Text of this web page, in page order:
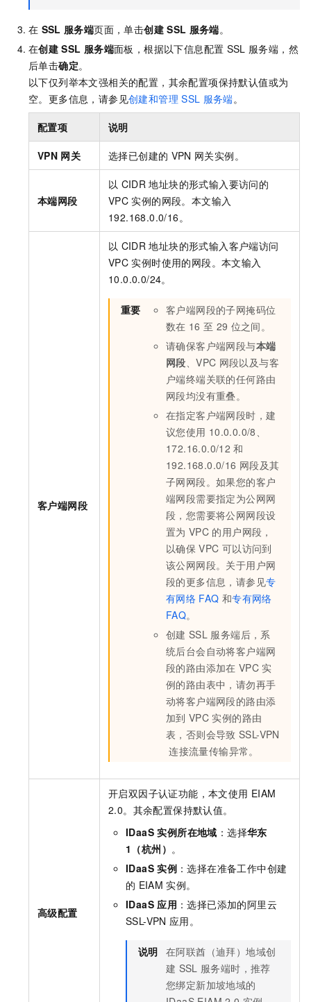
在 SSL 服务端页面，单击创建 SSL 服务端。
在创建 SSL 服务端面板，根据以下信息配置 SSL 服务端，然
后单击确定。
以下仅列举本文强相关的配置，其余配置项保持默认值或为
空。更多信息，请参见创建和管理 SSL 服务端。
配置项 说明
VPN 网关 选择已创建的 VPN 网关实例。
本端网段
以 CIDR 地址块的形式输入要访问的
VPC 实例的网段。本文输入
192.168.0.0/16。
客户端网段
以 CIDR 地址块的形式输入客户端访问
VPC 实例时使用的网段。本文输入
10.0.0.0/24。
重要
客户端网段的子网掩码位
数在 16 至 29 位之间。
请确保客户端网段与本端
网段 、VPC 网段以及与客
户端终端关联的任何路由
网段均没有重叠。
在指定客户端网段时，建
议您使用 10.0.0.0/8、
172.16.0.0/12 和
192.168.0.0/16 网段及其
子网网段。如果您的客户
端网段需要指定为公网网
段，您需要将公网网段设
置为 VPC 的用户网段，
以确保 VPC 可以访问到
该公网网段。关于用户网
段的更多信息，请参见专
有网络 FAQ 和专有网络
FAQ。
创建 SSL 服务端后，系
统后台会自动将客户端网
段的路由添加在 VPC 实
例的路由表中，请勿再手
动将客户端网段的路由添
加到 VPC 实例的路由
表，否则会导致 SSL-VPN
连接流量传输异常。
高级配置
开启双因子认证功能，本文使用 EIAM
2.0。其余配置保持默认值。
IDaaS 实例所在地域 ：选择华东
1（杭州） 。
IDaaS 实例 ：选择在准备工作中创建
的 EIAM 实例。
IDaaS 应用 ：选择已添加的阿里云
SSL-VPN 应用。
说明 在阿联酋（迪拜）地域创
建 SSL 服务端时，推荐
您绑定新加坡地域的